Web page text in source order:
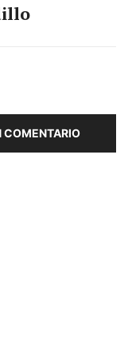
COMENTARIO